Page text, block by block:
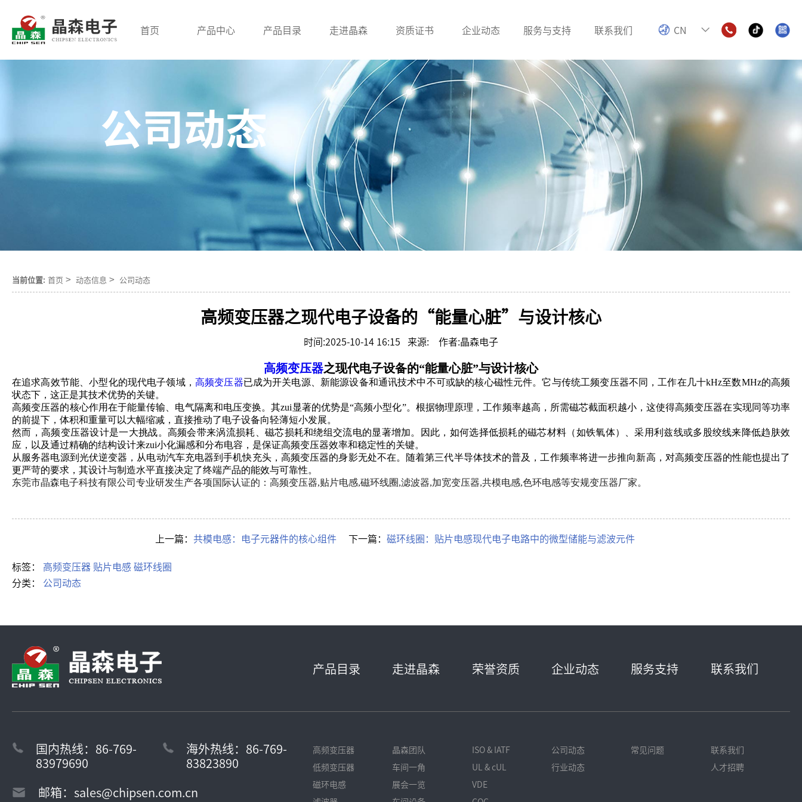
首页 产品中心 产品目录 走进晶森 资质证书 企业动态 服务与支持 联系我们 CN
脉冲变压器
三相变压器
针式电源变压器
音频变压器
共模电感
差模电感
PFC大电流电感
三相电感
滤波器
UU系列滤波器
ET/UT系列滤波器
贴片电感
贴片绕线电感
贴片叠层电感
贴片功率电感
一体成型电感
工字电感 色环电感
开关插座
公司动态
当前位置: 首页 > 动态信息 > 公司动态
高频变压器之现代电子设备的“能量心脏”与设计核心
时间:2025-10-14 16:15 来源: 作者:晶森电子
高频变压器之现代电子设备的“能量心脏”与设计核心
在追求高效节能、小型化的现代电子领域， 高频变压器已成为开关电源、新能源设备和通讯技术中不可或缺的核心磁性元件。它与传统工频变压器不同，工作在几十kHz至数MHz的高频
状态下，这正是其技术优势的关键。
高频变压器的核心作用在于能量传输、电气隔离和电压变换。其zui 显著的优势是“高频小型化”。根据物理原理，工作频率越高，所需磁芯截面积越小，这使得高频变压器在实现同等功率
的前提下，体积和重量可以大幅缩减，直接推动了电子设备向轻薄短小发展。
然而，高频变压器设计是一大挑战。高频会带来涡流损耗、磁芯损耗和绕组交流电的显著增加。因此，如何选择低损耗的磁芯材料（如铁氧体）、采用利兹线或多股绞线来降低趋肤效
应，以及通过精确的结构设计来zui小化漏感和分布电容，是保证高频变压器效率和稳定性的关键。
从服务器电源到光伏逆变器，从电动汽车充电器到手机快充头，高频变压器的身影无处不在。随着第三代半导体技术的普及，工作频率将进一步推向新高，对高频变压器的性能也提出了
更严苛的要求，其设计与制造水平直接决定了终端产品的能效与可靠性。
东莞市晶森电子科技有限公司专业研发生产各项国际认证的：高频变压器,贴片电感,磁环线圈,滤波器,加宽变压器,共模电感,色环电感等安规变压器厂家。
上一篇： 共模电感：电子元器件的核心组件 下一篇： 磁环线圈：贴片电感现代电子电路中的微型储能与滤波元件
标签： 高频变压器 贴片电感磁环线圈
分类： 公司动态
产品目录 走进晶森 荣誉资质 企业动态 服务支持 联系我们
国内热线：86-769-
83979690
海外热线：86-769-
83823890
邮箱：sales@chipsen.com.cn
高频变压器
低频变压器
磁环电感
晶森团队
车间一角
展会一览
ISO & IATF
UL & cUL
VDE
公司动态
行业动态
常见问题
联系我们
人才招聘